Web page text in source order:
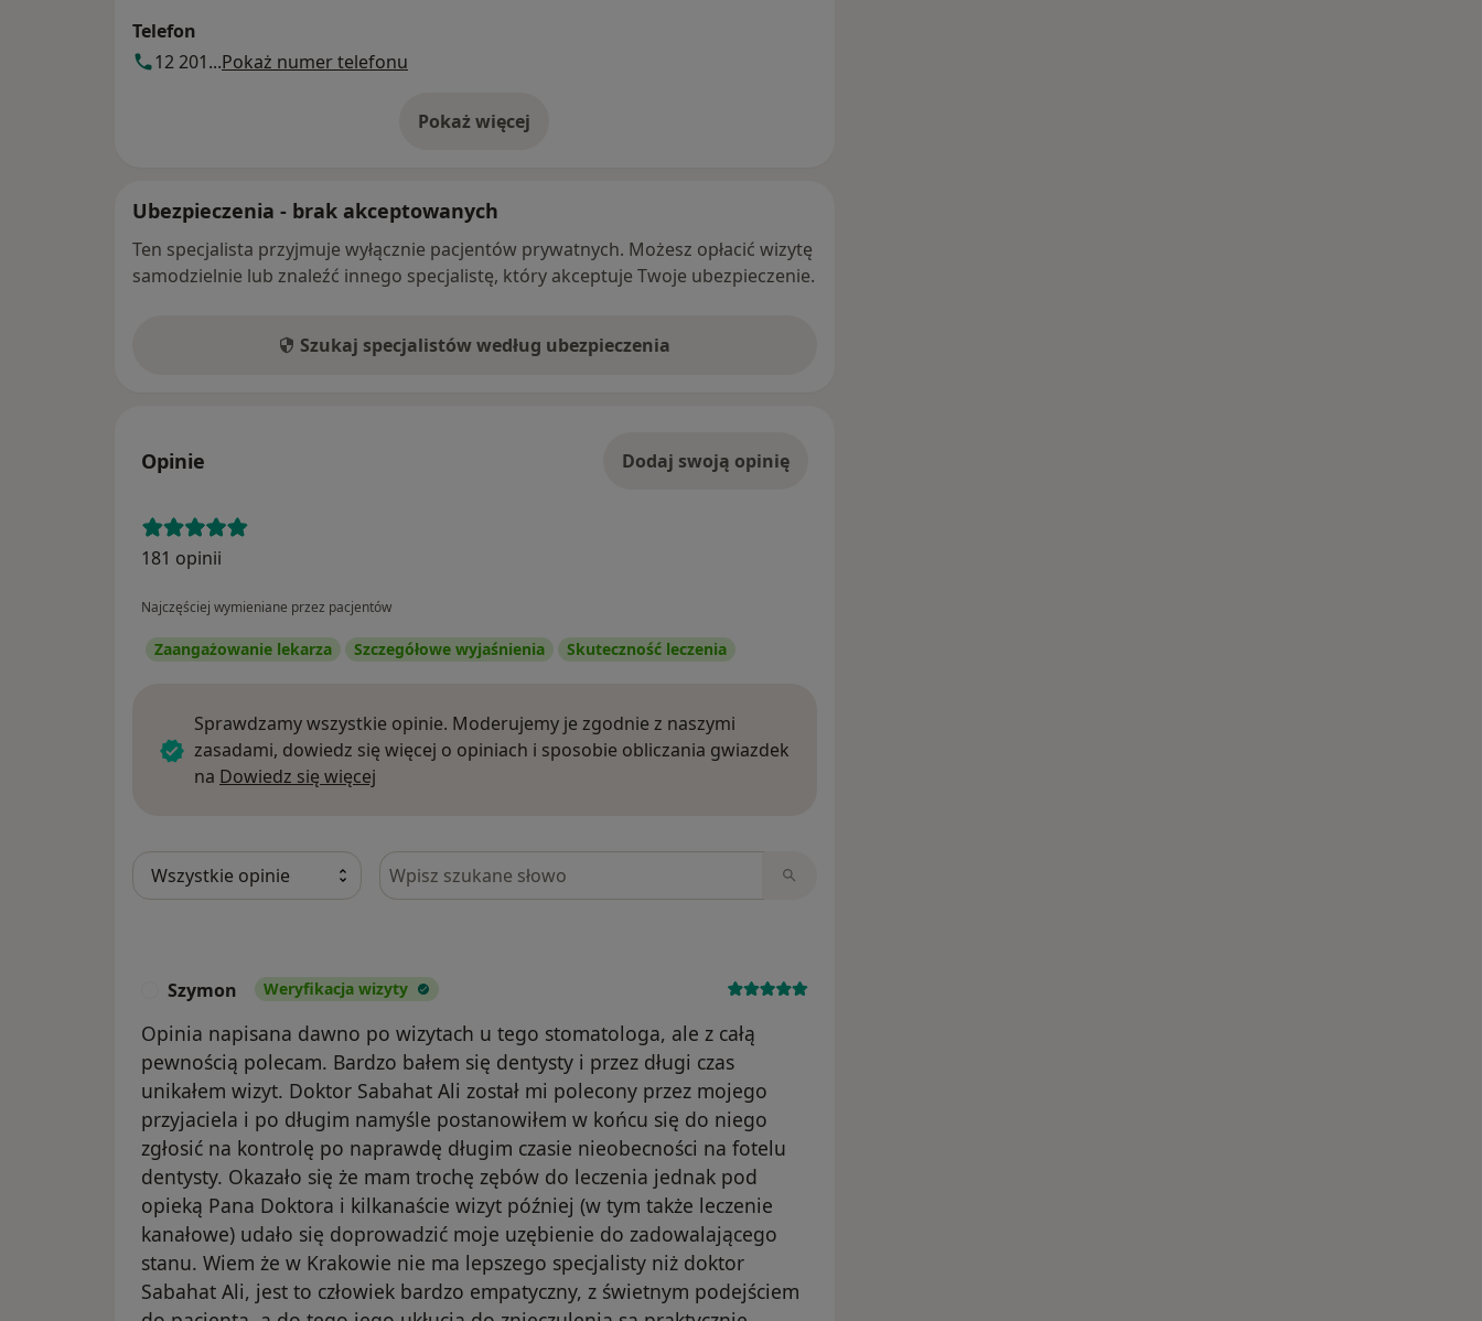
Telefon
12 201...Pokaż numer telefonu
Pokaż więcej
o adresie
Ubezpieczenia - brak akceptowanych
Ten specjalista przyjmuje wyłącznie pacjentów prywatnych. Możesz opłacić wizytę
samodzielnie lub znaleźć innego specjalistę, który akceptuje Twoje ubezpieczenie.
Szukaj specjalistów według ubezpieczenia
Opinie Dodaj swoją opinię
181 opinii
Najczęściej wymieniane przez pacjentów
Zaangażowanie lekarza Szczegółowe wyjaśnienia Skuteczność leczenia
Sprawdzamy wszystkie opinie. Moderujemy je zgodnie z naszymi
zasadami, dowiedz się więcej o opiniach i sposobie obliczania gwiazdek
na Dowiedz się więcej
Szukaj w opiniach
Szymon Weryfikacja wizyty
Opinia napisana dawno po wizytach u tego stomatologa, ale z całą
pewnością polecam. Bardzo bałem się dentysty i przez długi czas
unikałem wizyt. Doktor Sabahat Ali został mi polecony przez mojego
przyjaciela i po długim namyśle postanowiłem w końcu się do niego
zgłosić na kontrolę po naprawdę długim czasie nieobecności na fotelu
dentysty. Okazało się że mam trochę zębów do leczenia jednak pod
opieką Pana Doktora i kilkanaście wizyt później (w tym także leczenie
kanałowe) udało się doprowadzić moje uzębienie do zadowalającego
stanu. Wiem że w Krakowie nie ma lepszego specjalisty niż doktor
Sabahat Ali, jest to człowiek bardzo empatyczny, z świetnym podejściem